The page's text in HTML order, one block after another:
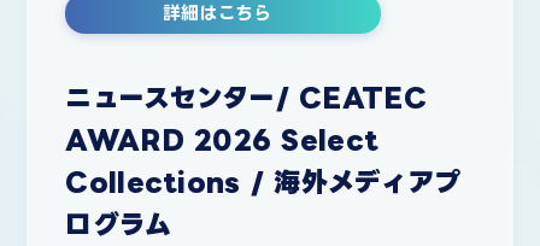
詳細はこちら
ニュースセンター/ CEATEC
AWARD 2026 Select
Collections / 海外メディアプ
ログラム